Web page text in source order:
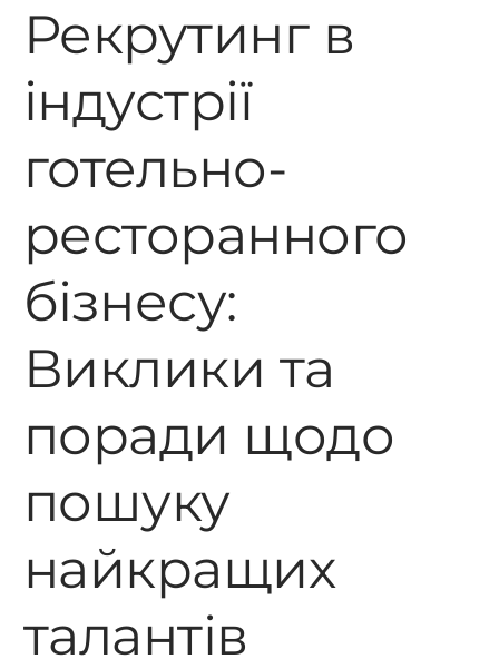
Рекрутинг в
індустрії
готельно-
ресторанного
бізнесу:
Виклики та
поради щодо
пошуку
найкращих
талантів